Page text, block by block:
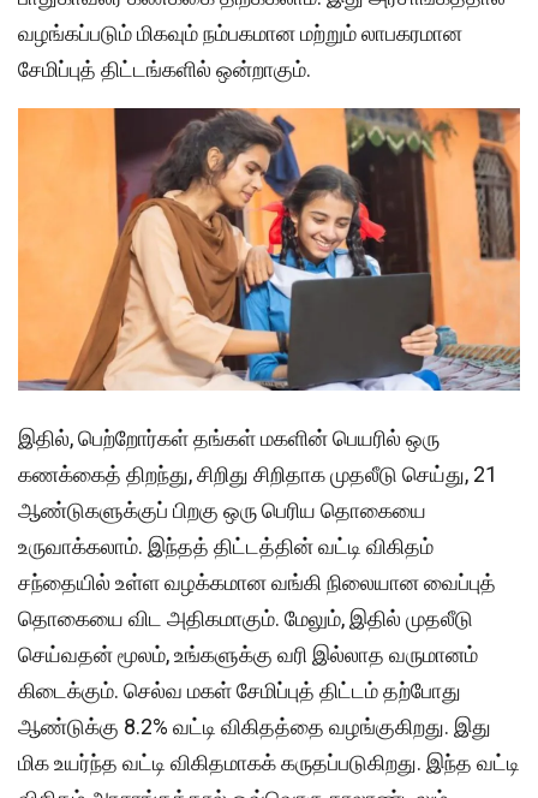
வழங்கப்படும் மிகவும் நம்பகமான மற்றும் லாபகரமான
சேமிப்புத் திட்டங்களில் ஒன்றாகும்.
இதில், பெற்றோர்கள் தங்கள் மகளின் பெயரில் ஒரு
கணக்கைத் திறந்து, சிறிது சிறிதாக முதலீடு செய்து, 21
ஆண்டுகளுக்குப் பிறகு ஒரு பெரிய தொகையை
உருவாக்கலாம். இந்தத் திட்டத்தின் வட்டி விகிதம்
சந்தையில் உள்ள வழக்கமான வங்கி நிலையான வைப்புத்
தொகையை விட அதிகமாகும். மேலும், இதில் முதலீடு
செய்வதன் மூலம், உங்களுக்கு வரி இல்லாத வருமானம்
கிடைக்கும். செல்வ மகள் சேமிப்புத் திட்டம் தற்போது
ஆண்டுக்கு 8.2% வட்டி விகிதத்தை வழங்குகிறது. இது
மிக உயர்ந்த வட்டி விகிதமாகக் கருதப்படுகிறது. இந்த வட்டி